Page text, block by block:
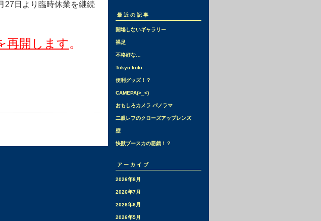
27日より臨時休業を継続
再開します。
最近の記事
開場しないギャラリー
裸足
不格好な…
Tokyo koki
便利グッズ！？
CAMEPA(>_<)
おもしろカメラ パノラマ
二眼レフのクローズアップレンズ
壁
快獣ブースカの悪戯！？
アーカイブ
2026年8月
2026年7月
2026年6月
2026年5月